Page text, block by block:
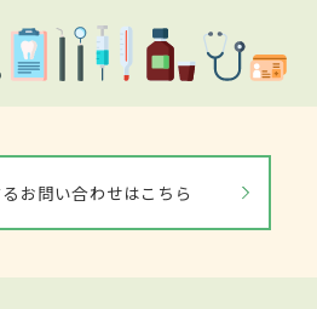
お問い合わせはこちら